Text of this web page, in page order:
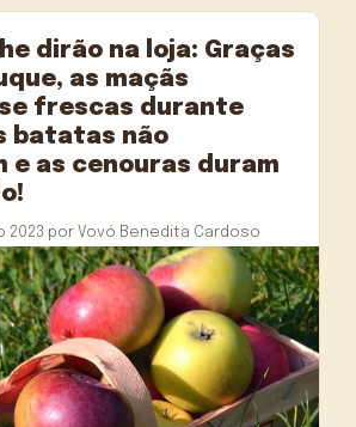
dirão na loja: Graças
as maçãs
frescas durante
batatas não
e as cenouras duram
2023 por Vovó Benedita Cardoso